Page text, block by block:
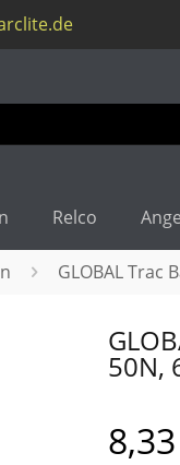
Relco
GLOBAL Trac
50N,
8,33